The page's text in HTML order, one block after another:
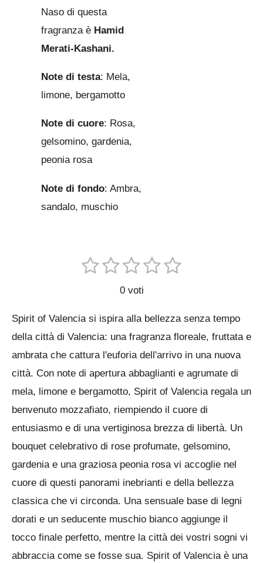
Naso di questa
fragranza è Hamid
Merati-Kashani.
Note di testa: Mela,
limone, bergamotto
Note di cuore: Rosa,
gelsomino, gardenia,
peonia rosa
Note di fondo: Ambra,
sandalo, muschio
u
t
a
z
i
o
n
e
:
0
s
t
e
l
1
e
l
l
a
2
e
l
l
e
3
s
e
l
l
e
4
s
e
l
l
e
5
e
l
l
e
i
l
u
o
v
o
t
0 voti
Spirit of Valencia si ispira alla bellezza senza tempo
della città di Valencia: una fragranza floreale, fruttata e
ambrata che cattura l'euforia dell'arrivo in una nuova
città. Con note di apertura abbaglianti e agrumate di
mela, limone e bergamotto, Spirit of Valencia regala un
benvenuto mozzafiato, riempiendo il cuore di
entusiasmo e di una vertiginosa brezza di libertà. Un
bouquet celebrativo di rose profumate, gelsomino,
gardenia e una graziosa peonia rosa vi accoglie nel
cuore di questi panorami inebrianti e della bellezza
classica che vi circonda. Una sensuale base di legni
dorati e un seducente muschio bianco aggiunge il
tocco finale perfetto, mentre la città dei vostri sogni vi
abbraccia come se fosse sua. Spirit of Valencia è una